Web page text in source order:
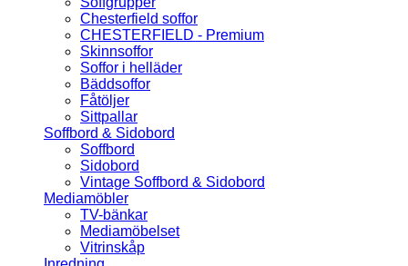
Chesterfield soffor
CHESTERFIELD - Premium
Skinnsoffor
Soffor i helläder
Bäddsoffor
Fåtöljer
Sittpallar
Soffbord & Sidobord
Soffbord
Sidobord
Vintage Soffbord & Sidobord
Mediamöbler
TV-bänkar
Mediamöbelset
Vitrinskåp